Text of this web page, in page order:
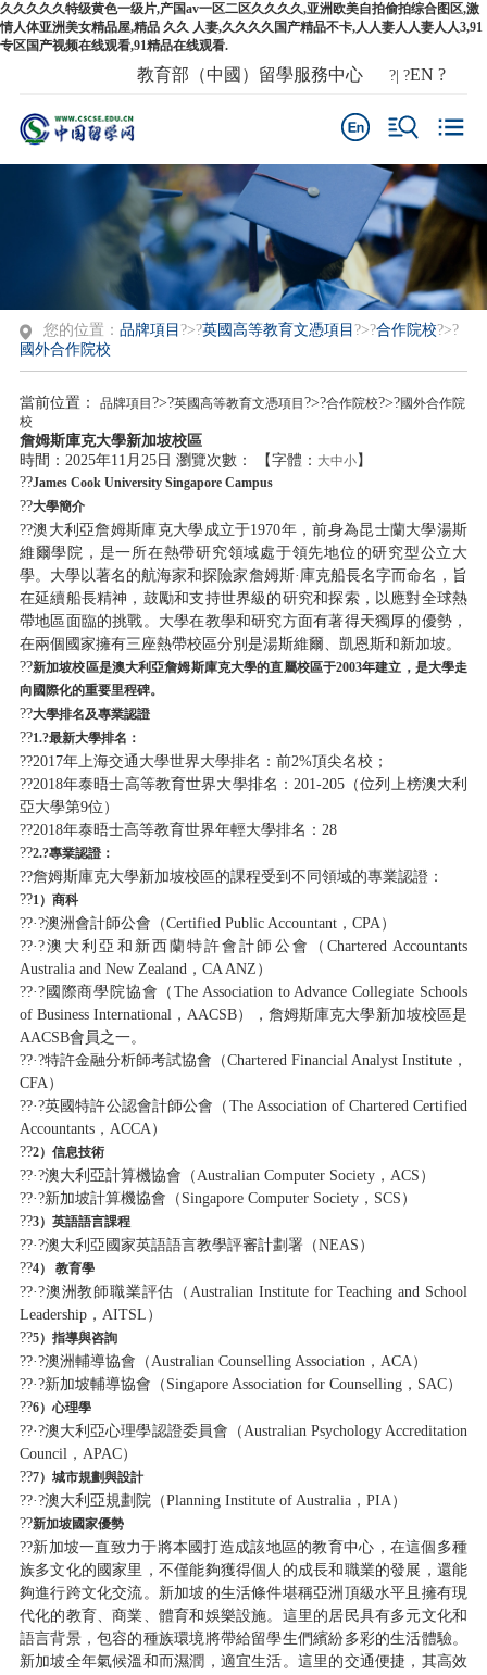
久久久久久特级黄色一级片,产国av一区二区久久久久,亚洲欧美自拍偷拍综合图区,激
情人体亚洲美女精品屋,精品 久久 人妻,久久久久国产精品不卡,人人妻人人妻人人3,91
专区国产视频在线观看,91精品在线观看.
教育部（中國）留學服務中心 ?| ?EN?
您的位置： 品牌項目 ?>?英國高等教育文憑項目 ?>?合作院校?>?
國外合作院校
當前位置： 品牌項目 ?>?英國高等教育文憑項目 ?>?合作院校?>?國外合作院
校
詹姆斯庫克大學新加坡校區
時間：2025年11月25日 瀏覽次數： 【字體： 大中小】
??James Cook University Singapore Campus
??大學簡介
??澳大利亞詹姆斯庫克大學成立于1970年，前身為昆士蘭大學湯斯
維爾學院，是一所在熱帶研究領域處于領先地位的研究型公立大
學。大學以著名的航海家和探險家詹姆斯·庫克船長名字而命名，旨
在延續船長精神，鼓勵和支持世界級的研究和探索，以應對全球熱
帶地區面臨的挑戰。大學在教學和研究方面有著得天獨厚的優勢，
在兩個國家擁有三座熱帶校區分別是湯斯維爾、凱恩斯和新加坡。
??新加坡校區是澳大利亞詹姆斯庫克大學的直屬校區于2003年建立，是大學走
向國際化的重要里程碑。
??大學排名及專業認證
??1.?最新大學排名：
??2017年上海交通大學世界大學排名：前2%頂尖名校；
??2018年泰晤士高等教育世界大學排名：201-205（位列上榜澳大利
亞大學第9位）
??2018年泰晤士高等教育世界年輕大學排名：28
??2.?專業認證：
??詹姆斯庫克大學新加坡校區的課程受到不同領域的專業認證：
??1）商科
??·?澳洲會計師公會（Certified Public Accountant，CPA）
??·?澳大利亞和新西蘭特許會計師公會（Chartered Accountants
Australia and New Zealand，CA ANZ）
??·?國際商學院協會（The Association to Advance Collegiate Schools
of Business International，AACSB），詹姆斯庫克大學新加坡校區是
AACSB會員之一。
??·?特許金融分析師考試協會（Chartered Financial Analyst Institute，
CFA）
??·?英國特許公認會計師公會（The Association of Chartered Certified
Accountants，ACCA）
??2）信息技術
??·?澳大利亞計算機協會（Australian Computer Society，ACS）
??·?新加坡計算機協會（Singapore Computer Society，SCS）
??3）英語語言課程
??·?澳大利亞國家英語語言教學評審計劃署（NEAS）
??4） 教育學
??·?澳洲教師職業評估（Australian Institute for Teaching and School
Leadership，AITSL）
??5）指導與咨詢
??·?澳洲輔導協會（Australian Counselling Association，ACA）
??·?新加坡輔導協會（Singapore Association for Counselling，SAC）
??6）心理學
??·?澳大利亞心理學認證委員會（Australian Psychology Accreditation
Council，APAC）
??7）城市規劃與設計
??·?澳大利亞規劃院（Planning Institute of Australia，PIA）
??新加坡國家優勢
??新加坡一直致力于將本國打造成該地區的教育中心，在這個多種
族多文化的國家里，不僅能夠獲得個人的成長和職業的發展，還能
夠進行跨文化交流。新加坡的生活條件堪稱亞洲頂級水平且擁有現
代化的教育、商業、體育和娛樂設施。這里的居民具有多元文化和
語言背景，包容的種族環境將帶給留學生們繽紛多彩的生活體驗。
新加坡全年氣候溫和而濕潤，適宜生活。這里的交通便捷，其高效